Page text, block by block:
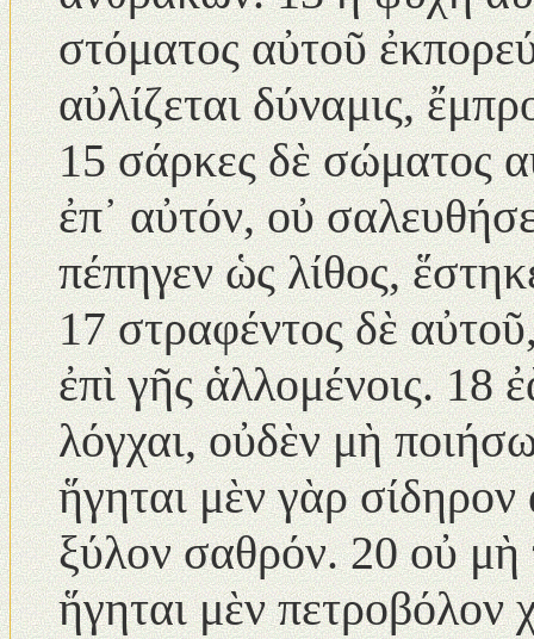
στόματος αὐτοῦ
αὐλίζεται δύναμις,
15 σάρκες δὲ σώματος
ἐπ᾿ αὐτόν, οὐ
πέπηγεν ὡς λίθος,
17 στραφέντος δὲ
ἐπὶ γῆς ἁλλομένοις. 18
λόγχαι, οὐδὲν μὴ
ἥγηται μὲν γὰρ
ξύλον σαθρόν. 20 οὐ
ἥγηται μὲν πετροβόλον